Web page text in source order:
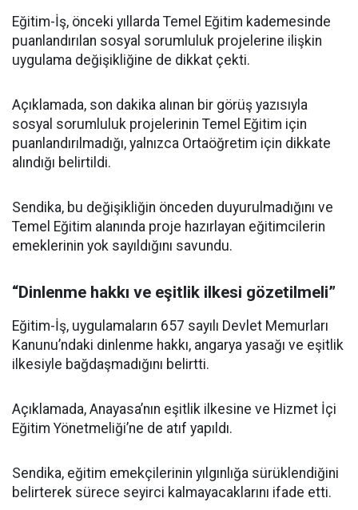
Eğitim-İş, önceki yıllarda Temel Eğitim kademesinde
puanlandırılan sosyal sorumluluk projelerine ilişkin
uygulama değişikliğine de dikkat çekti.
Açıklamada, son dakika alınan bir görüş yazısıyla
sosyal sorumluluk projelerinin Temel Eğitim için
puanlandırılmadığı, yalnızca Ortaöğretim için dikkate
alındığı belirtildi.
Sendika, bu değişikliğin önceden duyurulmadığını ve
Temel Eğitim alanında proje hazırlayan eğitimcilerin
emeklerinin yok sayıldığını savundu.
“Dinlenme hakkı ve eşitlik ilkesi gözetilmeli”
Eğitim-İş, uygulamaların 657 sayılı Devlet Memurları
Kanunu’ndaki dinlenme hakkı, angarya yasağı ve eşitlik
ilkesiyle bağdaşmadığını belirtti.
Açıklamada, Anayasa’nın eşitlik ilkesine ve Hizmet İçi
Eğitim Yönetmeliği’ne de atıf yapıldı.
Sendika, eğitim emekçilerinin yılgınlığa sürüklendiğini
belirterek sürece seyirci kalmayacaklarını ifade etti.